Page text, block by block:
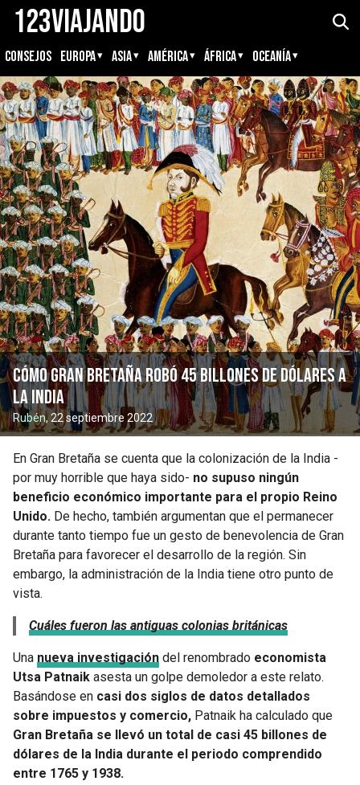
123Viajando
CONSEJOS EUROPA ASIA AMÉRICA ÁFRICA OCEANÍA
Cómo Gran Bretaña robó 45 billones de dólares a
la India
Rubén, 22 septiembre 2022
En Gran Bretaña se cuenta que la colonización de la India -
por muy horrible que haya sido- no supuso ningún
beneficio económico importante para el propio Reino
Unido. De hecho, también argumentan que el permanecer
durante tanto tiempo fue un gesto de benevolencia de Gran
Bretaña para favorecer el desarrollo de la región. Sin
embargo, la administración de la India tiene otro punto de
vista.
Cuáles fueron las antiguas colonias británicas
Una nueva investigación del renombrado economista
Utsa Patnaik asesta un golpe demoledor a este relato.
Basándose en casi dos siglos de datos detallados
sobre impuestos y comercio, Patnaik ha calculado que
Gran Bretaña se llevó un total de casi 45 billones de
dólares de la India durante el periodo comprendido
entre 1765 y 1938.